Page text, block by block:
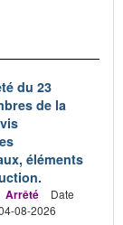
du 23
de la
éléments
Arrêté
Date
08-2026